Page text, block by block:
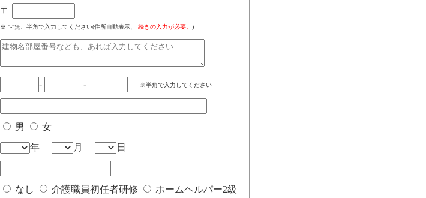
〒
※ "-"無、半角で入力してください(住所自動表示、 続きの入力が必要。 )
- - ※半角で入力してください
男 女
年 月 日
なし 介護職員初任者研修
ホームヘルパー2級